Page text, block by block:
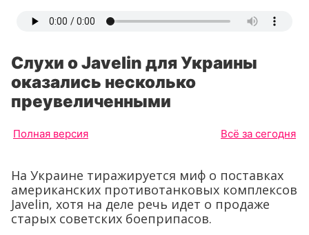
Слухи о Javelin для Украины
оказались несколько
преувеличенными
Полная версия Всё за сегодня
На Украине тиражируется миф о поставках
американских противотанковых комплексов
Javelin, хотя на деле речь идет о продаже
старых советских боеприпасов.